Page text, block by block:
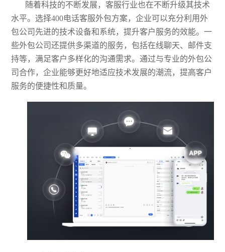
随着科技的不断发展，客服行业也在不断升级其技术
水平。选择400电话客服外包方案，企业可以充分利用外
包公司先进的技术设备和系统，提升客户服务的效能。一
些外包公司还提供多渠道的服务，包括在线聊天、邮件支
持等，满足客户多样化的沟通需求。通过与专业的外包公
司合作，企业能够更好地适应技术发展的潮流，提高客户
服务的便捷性和质量。